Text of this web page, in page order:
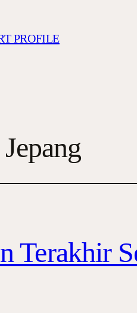
PROFILE
Terakhir